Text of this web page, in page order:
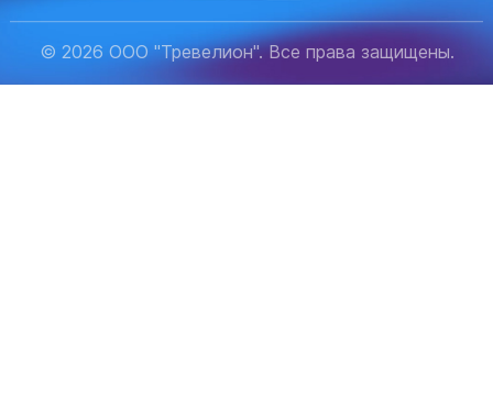
© 2026 ООО "Тревелион". Все права защищены.